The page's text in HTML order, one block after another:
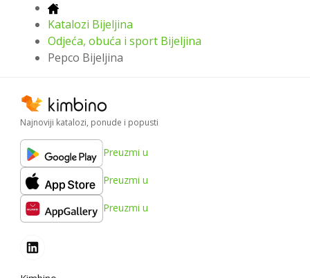
Katalozi Bijeljina
Odjeća, obuća i sport Bijeljina
Pepco Bijeljina
Najnoviji katalozi, ponude i popusti
Preuzmi u
Preuzmi u
Preuzmi u